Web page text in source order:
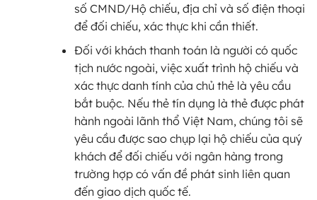
số CMND/Hộ chiếu, địa chỉ và số điện thoại
để đối chiếu, xác thực khi cần thiết.
Đối với khách thanh toán là người có quốc
tịch nước ngoài, việc xuất trình hộ chiếu và
xác thực danh tính của chủ thẻ là yêu cầu
bắt buộc. Nếu thẻ tín dụng là thẻ được phát
hành ngoài lãnh thổ Việt Nam, chúng tôi sẽ
yêu cầu được sao chụp lại hộ chiếu của quý
khách để đối chiếu với ngân hàng trong
trường hợp có vấn đề phát sinh liên quan
đến giao dịch quốc tế.